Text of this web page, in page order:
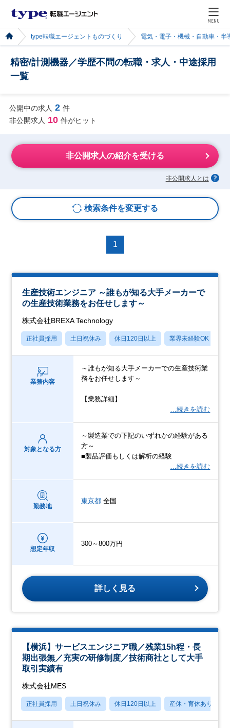
MENU
type転職エージェントものづくり 電気・電子・機械・自動車・半
精密/計測機器／学歴不問の転職・求人・中途採用
一覧
公開中の求人 2 件
非公開求人 10 件がヒット
非公開求人の紹介を受ける
非公開求人とは
検索条件を変更する
1
生産技術エンジニア ～誰もが知る大手メーカーで
の生産技術業務をお任せします～
株式会社BREXA Technology
正社員採用 土日祝休み 休日120日以上 業界未経験OK
業務内容
～誰もが知る大手メーカーでの生産技術業
務をお任せします～
【業務詳細】
…続きを読む
対象となる方
～製造業での下記のいずれかの経験がある
方～
■製品評価もしくは解析の経験
…続きを読む
勤務地
東京都 全国
想定年収
300～800万円
詳しく見る
【横浜】サービスエンジニア職／残業15h程・長
期出張無／充実の研修制度／技術商社として大手
取引実績有
株式会社MES
正社員採用 土日祝休み 休日120日以上 産休・育休あり